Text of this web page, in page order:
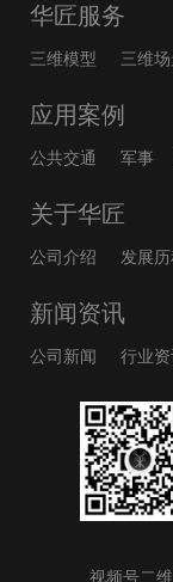
华匠服务
三维模型 三维场
应用案例
公共交通 军事
关于华匠
公司介绍 发展历
新闻资讯
公司新闻 行业
视频号二